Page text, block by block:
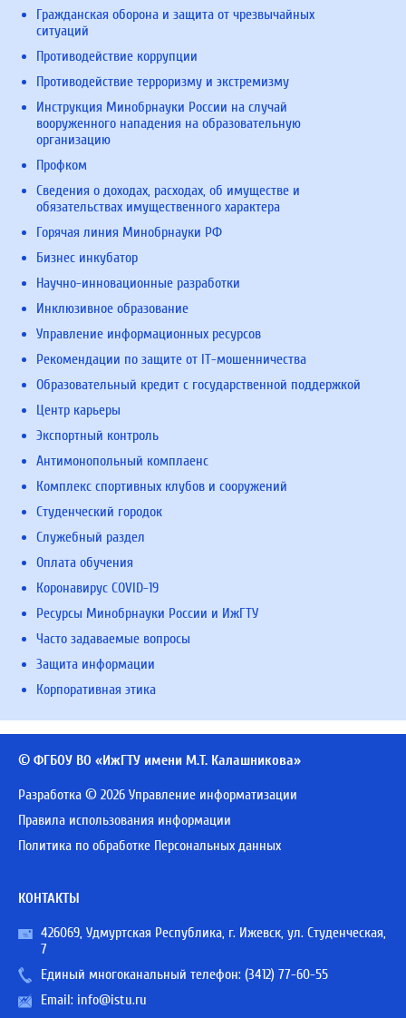
Гражданская оборона и защита от чрезвычайных
ситуаций
Противодействие коррупции
Противодействие терроризму и экстремизму
Инструкция Минобрнауки России на случай
вооруженного нападения на образовательную
организацию
Профком
Сведения о доходах, расходах, об имуществе и
обязательствах имущественного характера
Горячая линия Минобрнауки РФ
Бизнес инкубатор
Научно-инновационные разработки
Инклюзивное образование
Управление информационных ресурсов
Рекомендации по защите от IT-мошенничества
Образовательный кредит с государственной поддержкой
Центр карьеры
Экспортный контроль
Антимонопольный комплаенс
Комплекс спортивных клубов и сооружений
Студенческий городок
Служебный раздел
Оплата обучения
Коронавирус COVID-19
Ресурсы Минобрнауки России и ИжГТУ
Часто задаваемые вопросы
Защита информации
Корпоративная этика
© ФГБОУ ВО «ИжГТУ имени М.Т. Калашникова»
Разработка © 2026 Управление информатизации
Правила использования информации
Политика по обработке Персональных данных
КОНТАКТЫ
426069, Удмуртская Республика, г. Ижевск, ул. Студенческая,
7
Единый многоканальный телефон: (3412) 77-60-55
Email: info@istu.ru